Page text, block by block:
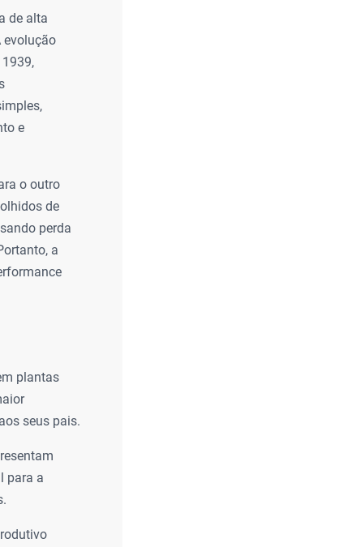
de alta
evolução
e
o outro
de
perda
a
plantas
seus pais.
para a